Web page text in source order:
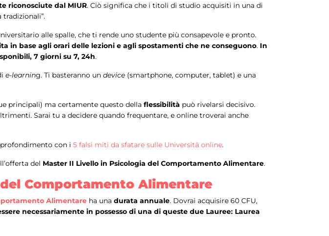
riconosciute dal MIUR. Ciò significa che i titoli di studio acquisiti in una di
alle spalle, che ti rende uno studente più consapevole e pronto.
in base agli orari delle lezioni e agli spostamenti che ne conseguono. In
7 giorni su 7, 24h.
e-learning. Ti basteranno un device (smartphone, computer, tablet) e una
principali) ma certamente questo della flessibilità può rivelarsi decisivo.
Sarai tu a decidere quando frequentare, e online troverai anche
con i 5 falsi miti da sfatare sulle Università online.
del Master II Livello in Psicologia del Comportamento Alimentare.
Comportamento Alimentare
Alimentare ha una durata annuale. Dovrai acquisire 60 CFU,
necessariamente in possesso di una di queste due Lauree: Laurea